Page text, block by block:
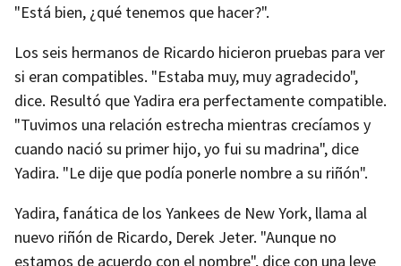
"Está bien, ¿qué tenemos que hacer?".
Los seis hermanos de Ricardo hicieron pruebas para ver
si eran compatibles. "Estaba muy, muy agradecido",
dice. Resultó que Yadira era perfectamente compatible.
"Tuvimos una relación estrecha mientras crecíamos y
cuando nació su primer hijo, yo fui su madrina", dice
Yadira. "Le dije que podía ponerle nombre a su riñón".
Yadira, fanática de los Yankees de New York, llama al
nuevo riñón de Ricardo, Derek Jeter. "Aunque no
estamos de acuerdo con el nombre", dice con una leve